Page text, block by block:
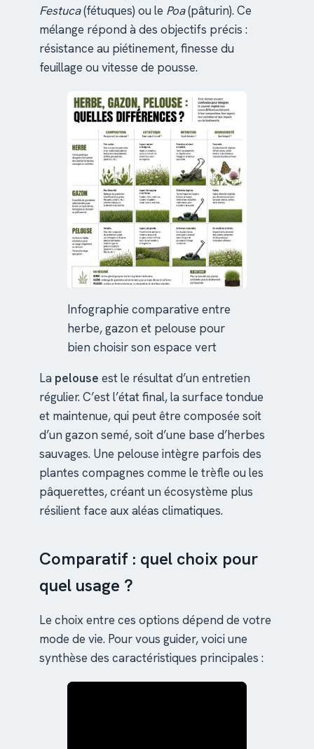
Festuca(fétuques) ou le Poa(pâturin). Ce
mélange répond à des objectifs précis :
résistance au piétinement, finesse du
feuillage ou vitesse de pousse.
Infographie comparative entre
herbe, gazon et pelouse pour
bien choisir son espace vert
La pelouse est le résultat d’un entretien
régulier. C’est l’état final, la surface tondue
et maintenue, qui peut être composée soit
d’un gazon semé, soit d’une base d’herbes
sauvages. Une pelouse intègre parfois des
plantes compagnes comme le trèfle ou les
pâquerettes, créant un écosystème plus
résilient face aux aléas climatiques.
Comparatif : quel choix pour
quel usage ?
Le choix entre ces options dépend de votre
mode de vie. Pour vous guider, voici une
synthèse des caractéristiques principales :